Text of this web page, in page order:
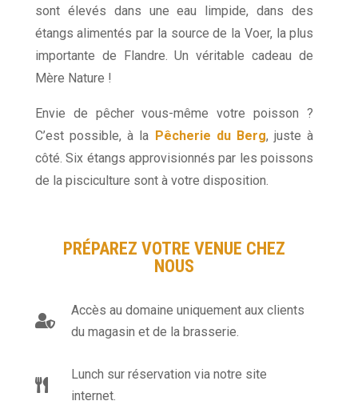
sont élevés dans une eau limpide, dans des
étangs alimentés par la source de la Voer, la plus
importante de Flandre. Un véritable cadeau de
Mère Nature !
Envie de pêcher vous-même votre poisson ?
C’est possible, à la Pêcherie du Berg, juste à
côté. Six étangs approvisionnés par les poissons
de la pisciculture sont à votre disposition.
PRÉPAREZ VOTRE VENUE CHEZ
NOUS

Accès au domaine uniquement aux clients
du magasin et de la brasserie.

Lunch sur réservation via notre site
internet.